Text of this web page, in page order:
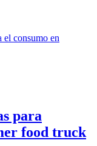
para
food truck